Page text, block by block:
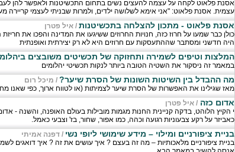
אסנת פלאוט לקחה על עצמה להעצים נשים בתחום התכשיטנות ולאפשר להן
עצמית. אסנת פלאוט: "אני אימא לשלושה ילדים, ולמרות שבניתי לעצמי קריירה
אסנת פלאוט - מתכון להצלחה בתכשיטנות /איל פטרן
כולן כבר שמעו על חרוז כזה, חנויות החרוזים ששיגעו את המדינה והפכו את
היה חדשני ומסתבר שההתעסקות עם חרוזים היא לא רק יצירתית ואופנתית
המלצות וטיפים לשמירה ותחזוקה של תכשיטים משובצים
במאמר זה ניסקור את השטיה הטובה ביותר לנקות תכשיטי יהלומים
מה ההבדל בין השיטות השונות של הסרת שיער? / מיכל רום
מאז שגילינו את האפשרות של הסרת שיער לצמיתות (או לטווח ארוך, כפי שאנו
אדום כזה/איל פטרן
י הקיץ הלוהט, בדקה קניינית החנות מגמות מובילות בעולם האופנה, והשנה -
כאביזר על רקע צבעוניות רגועה וכהה, כמו אפור, שחור, בז' וצבעי כאמל.
בניית ציפורניים ומילוי – מידע שימושי ליופי נשי /דפנה אמיתי
בניית ציפורניים מלאכותיות – מה זה בעצם ? איך עושים את זה ? איך דואגים